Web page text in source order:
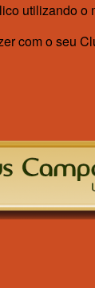
utilizando
com o seu